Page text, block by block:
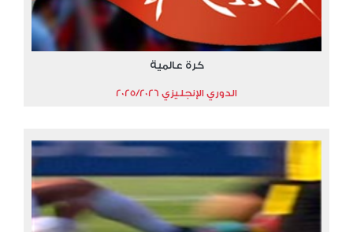
كرة عالمية
الدوري الإنجليزي 2025/2026